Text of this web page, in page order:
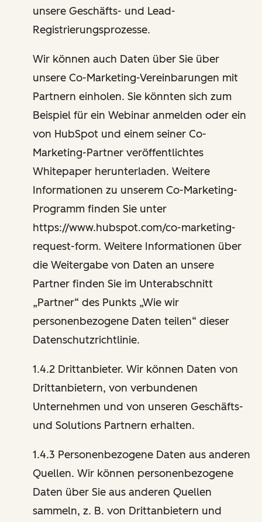
unsere Geschäfts- und Lead-
Registrierungsprozesse.
Wir können auch Daten über Sie über
unsere Co-Marketing-Vereinbarungen mit
Partnern einholen. Sie könnten sich zum
Beispiel für ein Webinar anmelden oder ein
von HubSpot und einem seiner Co-
Marketing-Partner veröffentlichtes
Whitepaper herunterladen. Weitere
Informationen zu unserem Co-Marketing-
Programm finden Sie unter
https://www.hubspot.com/co-marketing-
request-form. Weitere Informationen über
die Weitergabe von Daten an unsere
Partner finden Sie im Unterabschnitt
„Partner“ des Punkts „Wie wir
personenbezogene Daten teilen“ dieser
Datenschutzrichtlinie.
1.4.2 Drittanbieter. Wir können Daten von
Drittanbietern, von verbundenen
Unternehmen und von unseren Geschäfts-
und Solutions Partnern erhalten.
1.4.3 Personenbezogene Daten aus anderen
Quellen. Wir können personenbezogene
Daten über Sie aus anderen Quellen
sammeln, z. B. von Drittanbietern und